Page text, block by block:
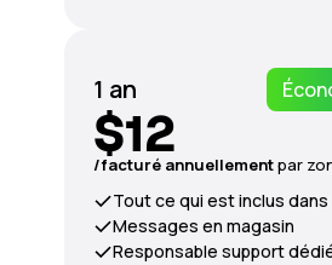
1 an
$12
/facturé annuellementpar
Tout ce qui est inclus dans
Messages en magasin
Responsable support